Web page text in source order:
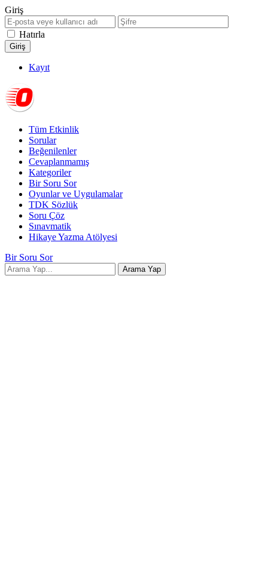
Giriş
Hatırla
Kayıt
Tüm Etkinlik
Sorular
Beğenilenler
Cevaplanmamış
Kategoriler
Bir Soru Sor
Oyunlar ve Uygulamalar
TDK Sözlük
Soru Çöz
Sınavmatik
Hikaye Yazma Atölyesi
Bir Soru Sor